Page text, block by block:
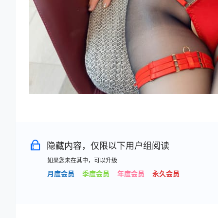
隐藏内容，仅限以下用户组阅读
如果您未在其中，可以升级
月度会员 季度会员 年度会员 永久会员